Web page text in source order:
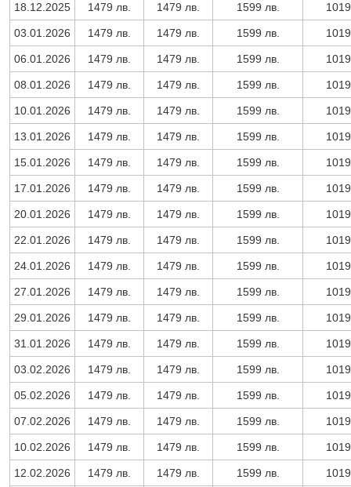
18.12.2025 1479 лв. 1479 лв. 1599 лв.
03.01.2026 1479 лв. 1479 лв. 1599 лв.
06.01.2026 1479 лв. 1479 лв. 1599 лв.
08.01.2026 1479 лв. 1479 лв. 1599 лв.
10.01.2026 1479 лв. 1479 лв. 1599 лв.
13.01.2026 1479 лв. 1479 лв. 1599 лв.
15.01.2026 1479 лв. 1479 лв. 1599 лв.
17.01.2026 1479 лв. 1479 лв. 1599 лв.
20.01.2026 1479 лв. 1479 лв. 1599 лв.
22.01.2026 1479 лв. 1479 лв. 1599 лв.
24.01.2026 1479 лв. 1479 лв. 1599 лв.
27.01.2026 1479 лв. 1479 лв. 1599 лв.
29.01.2026 1479 лв. 1479 лв. 1599 лв.
31.01.2026 1479 лв. 1479 лв. 1599 лв.
03.02.2026 1479 лв. 1479 лв. 1599 лв.
05.02.2026 1479 лв. 1479 лв. 1599 лв.
07.02.2026 1479 лв. 1479 лв. 1599 лв.
10.02.2026 1479 лв. 1479 лв. 1599 лв.
12.02.2026 1479 лв. 1479 лв. 1599 лв.